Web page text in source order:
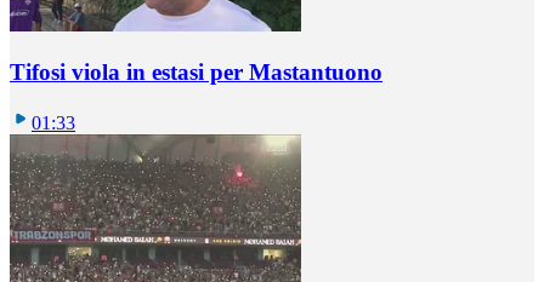
Tifosi viola in estasi per Mastantuono
01:33